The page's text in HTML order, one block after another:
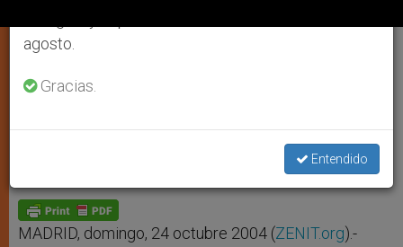
Rouco
OCTUBRE 24, 2004 00:00
h
A
p
p
e
n
g
e
r
a
o
o
k
w
e
h
MADRID, domingo, 24 octubre 2004 (ZENIT.org).-
agosto.
Gracias.
Entendido